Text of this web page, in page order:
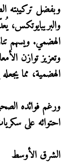
وبفضل تركيبته
والبريبايوتكس،
الهضمي. ويسهم
وتعزيز توازن
الهضمية، مما
ورغم فوائده
احتوائه على
الشرق الأوسط